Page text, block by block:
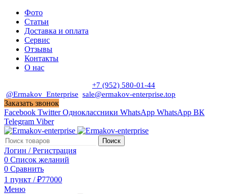
Фото
Статьи
Доставка и оплата
Сервис
Отзывы
Контакты
О нас
+7 (952) 580-01-44
@Ermakov_Enterprise sale@ermakov-enterprise.top
Заказать звонок
Facebook Twitter Одноклассники WhatsApp WhatsApp ВК
Telegram Viber
Поиск
Логин / Регистрация
0 Список желаний
0 Сравнить
1 пункт / ₽77000
Меню